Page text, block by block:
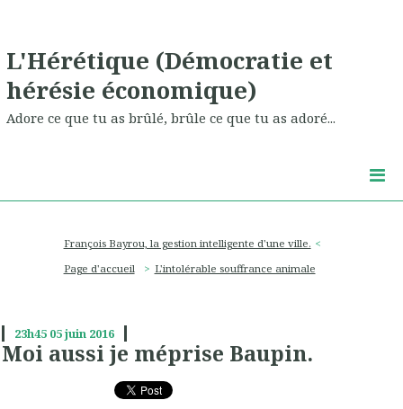
L'Hérétique (Démocratie et
hérésie économique)
Adore ce que tu as brûlé, brûle ce que tu as adoré...
François Bayrou, la gestion intelligente d'une ville.
Page d'accueil
L'intolérable souffrance animale
23h45 05juin 2016
Moi aussi je méprise Baupin.